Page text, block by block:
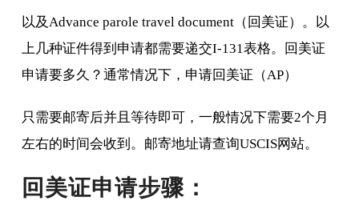
以及Advance parole travel document（回美证）。以
上几种证件得到申请都需要递交I-131表格。回美证
申请要多久？通常情况下，申请回美证（AP）
只需要邮寄后并且等待即可，一般情况下需要2个月
左右的时间会收到。邮寄地址请查询USCIS网站。
回美证申请步骤：